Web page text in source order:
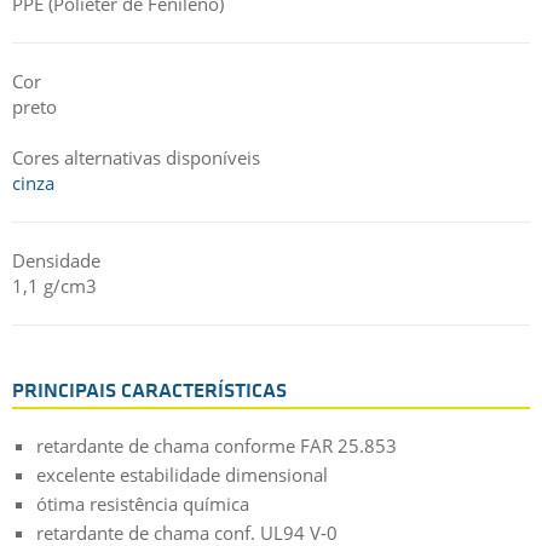
Cor
preto
Cores alternativas disponíveis
cinza
Densidade
1,1 g/cm3
PRINCIPAIS CARACTERÍSTICAS
retardante de chama conforme FAR 25.853
excelente estabilidade dimensional
ótima resistência química
retardante de chama conf. UL94 V-0